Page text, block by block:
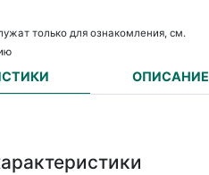
только для ознакомления, см.
ОПИСАНИЕ